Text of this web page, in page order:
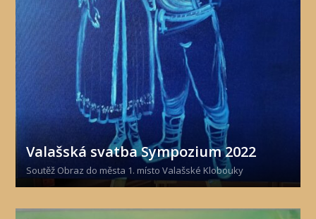
Valašská svatba Sympozium 2022
Soutěž Obraz do města 1. místo Valašské Klobouky